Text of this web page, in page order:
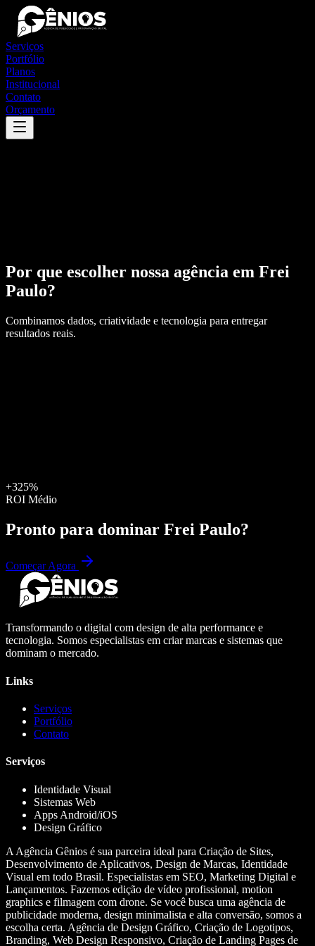
Serviços
Portfólio
Planos
Institucional
Contato
Orçamento
Por que escolher nossa agência em Frei
Paulo?
Combinamos dados, criatividade e tecnologia para entregar
resultados reais.
+325%
ROI Médio
Pronto para dominar Frei Paulo?
Começar Agora
Transformando o digital com design de alta performance e
tecnologia. Somos especialistas em criar marcas e sistemas que
dominam o mercado.
Links
Serviços
Portfólio
Contato
Serviços
Identidade Visual
Sistemas Web
Apps Android/iOS
Design Gráfico
A Agência Gênios é sua parceira ideal para Criação de Sites,
Desenvolvimento de Aplicativos, Design de Marcas, Identidade
Visual em todo Brasil. Especialistas em SEO, Marketing Digital e
Lançamentos. Fazemos edição de vídeo profissional, motion
graphics e filmagem com drone. Se você busca uma agência de
publicidade moderna, design minimalista e alta conversão, somos a
escolha certa. Agência de Design Gráfico, Criação de Logotipos,
Branding, Web Design Responsivo, Criação de Landing Pages de